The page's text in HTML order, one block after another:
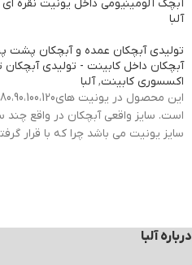
آلبا
تولیدی آبچکان عمده و آبچکان پشت
آبچکان داخل کابینت - تولیدی آبچکان
اکسسوری کابینت, آلبا
است. سایز واقعی آبچکان در واقع چند
سایز یونیت می باشد چرا که با قرار
کد
محصول
درباره آلبا